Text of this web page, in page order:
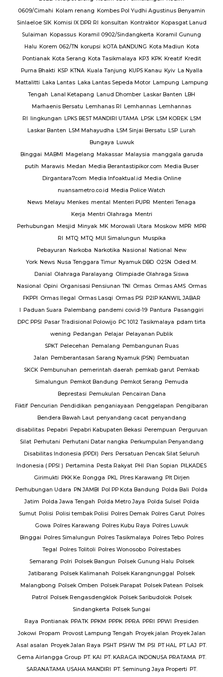
0609/Cimahi Kolam renang Kombes Pol Yudhi Agustinus Benyamin
Sinlaeloe SIK Komisi IX DPR RI konsultan Kontraktor Kopasgat Lanud
Sulaiman Kopassus Koramil 0902/Sindangkerta Koramil Gunung
Halu Korem 062/TN korupsi kOTA bANDUNG Kota Madiun Kota
Pontianak Kota Serang Kota Tasikmalaya KP3 KPK Kreatif Kredit
Purna Bhakti KSP KTNA Kuala Tanjung KUPS Kanau Kyiv La Nyalla
Mattalitti Laka Lantas Laka Lantas Sepeda Motor Lampung Lampung
Tengah Lanal Ketapang Lanud Dhomber Laskar Banten LBH
Marhaenis Bersatu Lemhanas RI Lemhannas Lemhannas
RI lingkungan LPKS BEST MANDIRI UTAMA LPSK LSM KOREK LSM
Laskar Banten LSM Mahayudha LSM Sinjai Bersatu LSP Lurah
Bungaya Luwuk
Binggai MABMI Magelang Makassar Malaysia manggala garuda
putih Marawis Medan Media Berantastipikor.com Media Buser
Dirgantara7com Media Infoaktual.id Media Online
nuansametro.co.id Media Police Watch
News Melayu Menkes mental Menteri PUPR Menteri Tenaga
Kerja Mentri Olahraga Mentri
Perhubungan Mesjid Minyak MK Morowali Utara Moskow MPR MPR
RI MTQ MTQ MUI Simalungun Muspika
Pebayuran Narkoba Narkotika Nasional National New
York News Nusa Tenggara Timur Nyamuk DBD O2SN Oded M.
Danial Olahraga Paralayang Olimpiade Olahraga Siswa
Nasional Opini Organisasi Pensiunan TNI Ormas Ormas AMS Ormas
FKPPI Ormas Ilegal Ormas Lasqi Ormas PSI P2IP KANWIL JABAR
I Paduan Suara Palembang pandemi covid-19 Pantura Pasanggiri
DPC PPSI Pasar Tradisional Polowijo PC 1012 Tasikmalaya pdam tirta
wening Pedangan Pelajar Pelayanan Publik
SPKT Pelecehan Pemalang Pembangunan Ruas
Jalan Pemberantasan Sarang Nyamuk (PSN) Pembuatan
SKCK Pembunuhan pemerintah daerah pemkab garut Pemkab
Simalungun Pemkot Bandung Pemkot Serang Pemuda
Beprestasi Pemukulan Pencairan Dana
Fiktif Pencurian Pendidikan penganiayaan Penggelapan Pengibaran
Bendera Bawah Laut penyandang cacat penyandang
disabilitas Pepabri Pepabri Kabupaten Bekasi Perempuan Perguruan
Silat Perhutani Perhutani Datar nangka Perkumpulan Penyandang
Disabilitas Indonesia (PPDI) Pers Persatuan Pencak Silat Seluruh
Indonesia ( PPSI ) Pertamina Pesta Rakyat PHI Pian Sopian PILKADES
Girimukti PKK Ke. Rongga PKL Plres Karawang Plt Dirjen
Perhubungan Udara PN JAMBI Pol PP Kota Bandung Polda Bali Polda
Jatim Polda Jawa Tengah Polda Metro Jaya Polda Sulsel Polda
Sumut Polisi Polisi tembak Polisi Polres Demak Polres Garut Polres
Gowa Polres Karawang Polres Kubu Raya Polres Luwuk
Binggai Polres Simalungun Polres Tasikmalaya Polres Tebo Polres
Tegal Polres Tolitoli Polres Wonosobo Polrestabes
Semarang Polri Polsek Bangun Polsek Gunung Halu Polsek
Jatibarang Polsek Kalimanah Polsek Karangnunggal Polsek
Malangbong Polsek Omben Polsek Parapat Polsek Patean Polsek
Patrol Polsek Rengasdengklok Polsek Saribudolok Polsek
Sindangkerta Polsek Sungai
Raya Pontianak PPATK PPKM PPPK PPRA PPRI PPWI Presiden
Jokowi Propam Provost Lampung Tengah Proyek jalan Proyek Jalan
Asal asalan Proyek Jalan Raya PSHT PSHW TM PSI PT HAL PT LAJ PT.
Gema Airlangga Group PT. KAI PT. KARAGA INDONUSA PRATAMA PT.
SARANATAMA USAHA MANDIRI PT. Seminung Jaya Properti PT.